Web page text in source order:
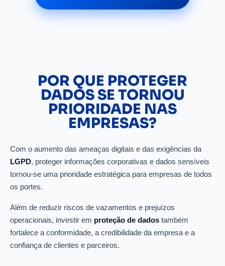
POR QUE PROTEGER
DADOS SE TORNOU
PRIORIDADE NAS
EMPRESAS?
Com o aumento das ameaças digitais e das exigências da
LGPD, proteger informações corporativas e dados sensíveis
tornou-se uma prioridade estratégica para empresas de todos
os portes.
Além de reduzir riscos de vazamentos e prejuízos
operacionais, investir em proteção de dados também
fortalece a conformidade, a credibilidade da empresa e a
confiança de clientes e parceiros.